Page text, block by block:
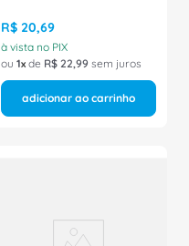
R$ 20,69
à vista no PIX
ou 1 de R$ 22,99 sem juros
adicionar ao carrinho